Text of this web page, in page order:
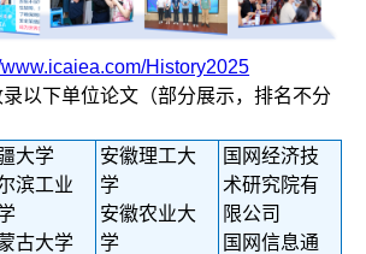
www.icaiea.com/History2025
以下单位论文（部分展示，排名不分
大学
滨工业
古大学
安徽理工大
学
安徽农业大
学
国网经济技
术研究院有
限公司
国网信息通